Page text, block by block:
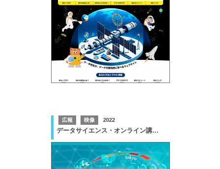
広報 映像 2022
データサイエンス・オンライン講座「社会人のためのデータサイエンス入門」のリニューアルに係る講座用動画コンテンツ等の作成業務